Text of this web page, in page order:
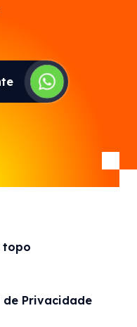
topo
de Privacidade